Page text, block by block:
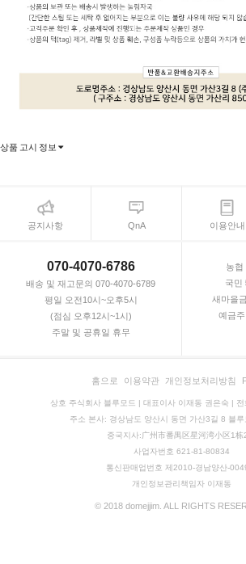
상품 고시 정보
공지사항 QnA 이용안내
070-4070-6786
배송 및 재고문의 070-4070-6789
평일 오전10시~오후5시
(점심 오후12시~1시)
주말 및 공휴일 휴무
농협
국민
새마을
예금
홈으로 이용약관 개인정보처리방침
상호 주식회사 블루모드 | 대표이사 이재동 권은숙 |
주소 본사: 경상남도 양산시 동면 가산3길 8 블루
중국지사:广州市番禺区星河湾小区1栋
사업자번호 621-81-80834
통신판매업번호 제2010-경남양산-
개인정보관리책임자 이재동
© 2018 domejjim. ALL RIGHTS